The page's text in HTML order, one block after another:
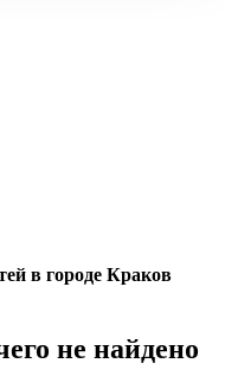
в городе Краков
не найдено